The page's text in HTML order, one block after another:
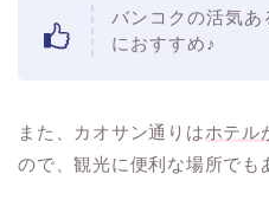
バンコクの活気あ
におすすめ♪
また、カオサン通りはホテル
ので、観光に便利な場所でも